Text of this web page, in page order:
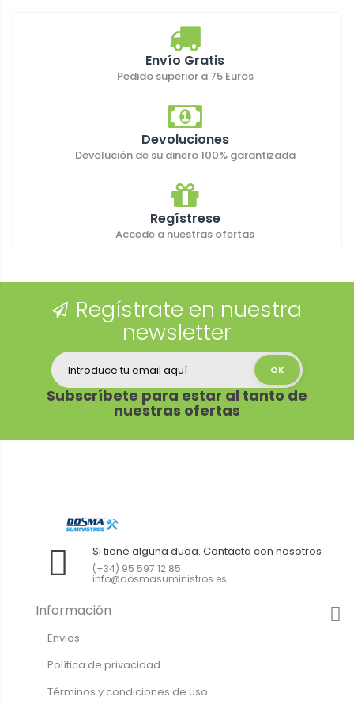
Envío Gratis
Pedido superior a 75 Euros
Devoluciones
Devolución de su dinero 100% garantizada
Regístrese
Accede a nuestras ofertas
Regístrate en nuestra
newsletter
Subscríbete para estar al tanto de
nuestras ofertas
Si tiene alguna duda. Contacta con nosotros
(+34) 95 597 12 85
info@dosmasuministros.es
Información
Envios
Política de privacidad
Términos y condiciones de uso